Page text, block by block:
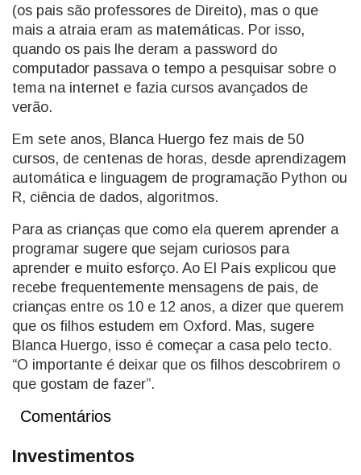
(os pais são professores de Direito), mas o que
mais a atraia eram as matemáticas. Por isso,
quando os pais lhe deram a password do
computador passava o tempo a pesquisar sobre o
tema na internet e fazia cursos avançados de
verão.
Em sete anos, Blanca Huergo fez mais de 50
cursos, de centenas de horas, desde aprendizagem
automática e linguagem de programação Python ou
R, ciência de dados, algoritmos.
Para as crianças que como ela querem aprender a
programar sugere que sejam curiosos para
aprender e muito esforço. Ao El País explicou que
recebe frequentemente mensagens de pais, de
crianças entre os 10 e 12 anos, a dizer que querem
que os filhos estudem em Oxford. Mas, sugere
Blanca Huergo, isso é começar a casa pelo tecto.
“O importante é deixar que os filhos descobrirem o
que gostam de fazer”.
Comentários
Investimentos